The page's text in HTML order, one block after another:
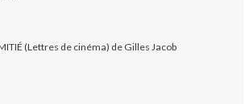
(Lettres de cinéma) de Gilles Jacob